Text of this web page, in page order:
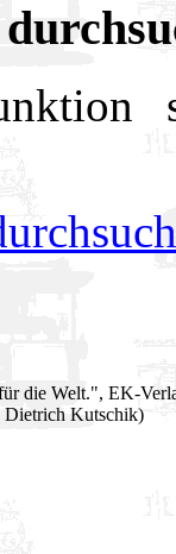
die Welt.", EK-
Dietrich Kutschik)